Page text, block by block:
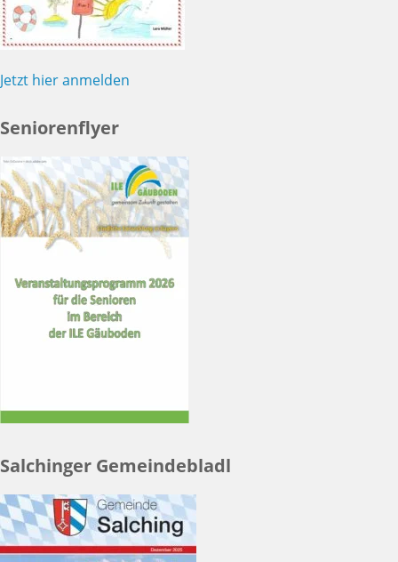
Jetzt hier anmelden
Seniorenflyer
Salchinger Gemeindebladl